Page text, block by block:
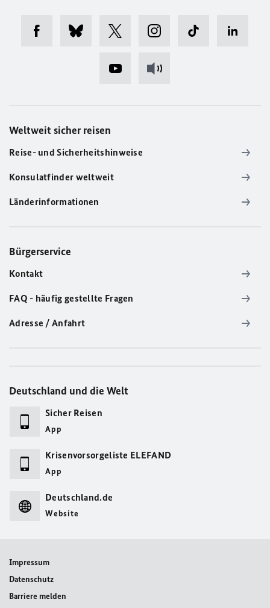
Weltweit sicher reisen
Reise- und Sicherheitshinweise
Konsulatfinder weltweit
Länderinformationen
Bürgerservice
Kontakt
FAQ - häufig gestellte Fragen
Adresse / Anfahrt
Deutschland und die Welt
Sicher Reisen
App
Krisenvorsorgeliste ELEFAND
App
Deutschland.de
Website
Impressum
Datenschutz
Barriere melden